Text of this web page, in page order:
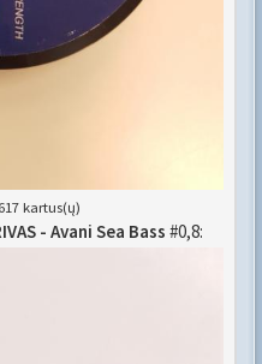
kartus(ų)
- Avani Sea Bass #0,8: